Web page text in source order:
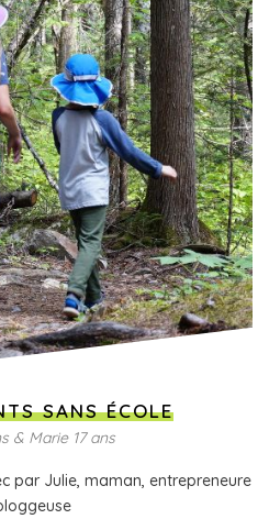
SANS ÉCOLE
& Marie 17 ans
par Julie, maman, entrepreneure